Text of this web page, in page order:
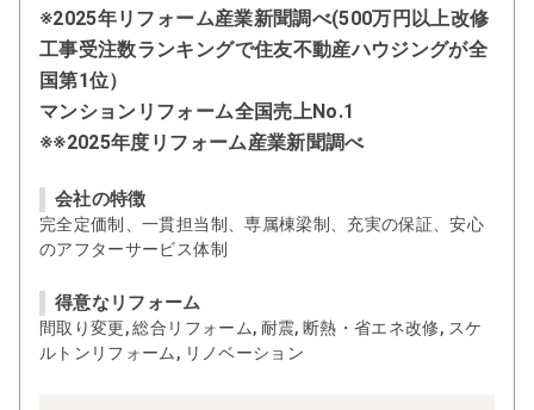
※2025年リフォーム産業新聞調べ(500万円以上改修
工事受注数ランキングで住友不動産ハウジングが全
国第1位）
マンションリフォーム全国売上No.1
※※2025年度リフォーム産業新聞調べ
会社の特徴
完全定価制、一貫担当制、専属棟梁制、充実の保証、安心
のアフターサービス体制
得意なリフォーム
間取り変更, 総合リフォーム, 耐震, 断熱・省エネ改修, スケ
ルトンリフォーム, リノベーション